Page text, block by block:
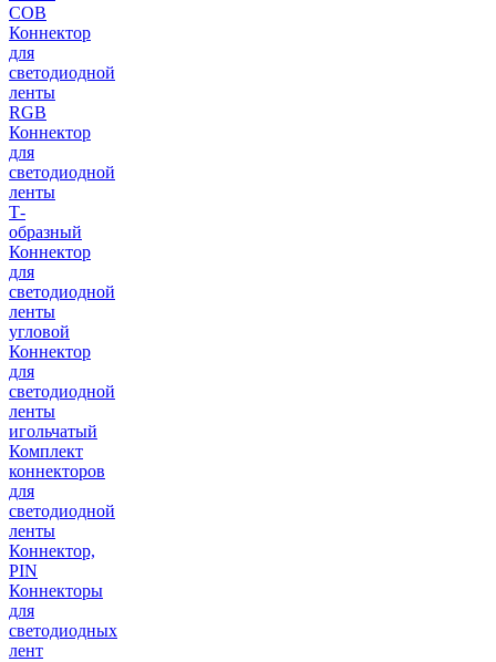
COB
Коннектор
для
светодиодной
ленты
RGB
Коннектор
для
светодиодной
ленты
Т-
образный
Коннектор
для
светодиодной
ленты
угловой
Коннектор
для
светодиодной
ленты
игольчатый
Комплект
коннекторов
для
светодиодной
ленты
Коннектор,
PIN
Коннекторы
для
светодиодных
лент